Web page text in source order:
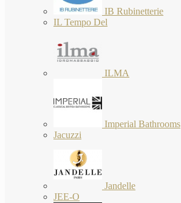
IB Rubinetterie
IL Tempo Del
ILMA
Imperial Bathrooms
Jacuzzi
Jandelle
JEE-O